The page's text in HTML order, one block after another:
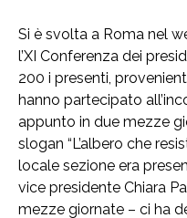
Si è svolta a Roma nel
l’XI Conferenza dei
200 i presenti,
hanno partecipato
appunto in due mezze
slogan “L’albero che
locale sezione era
vice presidente Chiara
mezze giornate – ci ha